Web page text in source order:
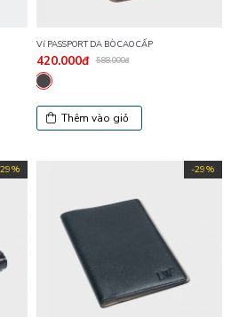
Ví PASSPORT DA BÒ CAO CẤP
420.000đ 588.000đ
Thêm vào giỏ
-29%